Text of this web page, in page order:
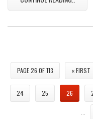
PAGE 26 OF 113 « FIRST
24 25 26